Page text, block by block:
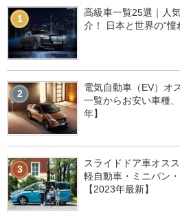
1
高級車一覧25選｜人
介！ 日本と世界の“憧
2
電気自動車（EV）オ
一覧からお安い車種
年】
3
スライドドア車オス
軽自動車・ミニバン
【2023年最新】